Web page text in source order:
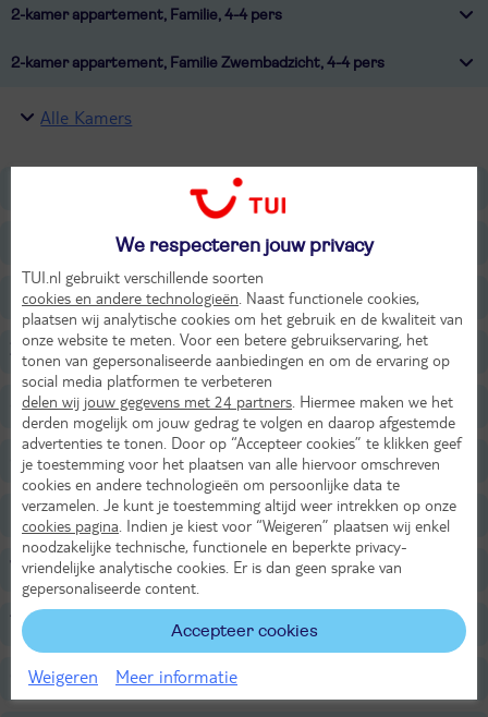
2-kamer appartement, Familie, 4-4 pers
2-kamer appartement, Familie Zwembadzicht, 4-4 pers
Alle Kamers
Restaurants/Bars
Zwembaden
Strand
Sport & Activiteiten
Entertainment
Voor de kinderen
Tip
Overige informatie
We respecteren jouw privacy
TUI.nl gebruikt verschillende soorten
cookies en andere technologieën . Naast functionele cookies,
plaatsen wij analytische cookies om het gebruik en de kwaliteit van
onze website te meten. Voor een betere gebruikservaring, het
tonen van gepersonaliseerde aanbiedingen en om de ervaring op
social media platformen te verbeteren
delen wij jouw gegevens met 24 partners . Hiermee maken we het
derden mogelijk om jouw gedrag te volgen en daarop afgestemde
advertenties te tonen. Door op “Accepteer cookies” te klikken geef
je toestemming voor het plaatsen van alle hiervoor omschreven
cookies en andere technologieën om persoonlijke data te
verzamelen. Je kunt je toestemming altijd weer intrekken op onze
cookies pagina . Indien je kiest voor “Weigeren” plaatsen wij enkel
noodzakelijke technische, functionele en beperkte privacy-
vriendelijke analytische cookies. Er is dan geen sprake van
gepersonaliseerde content.
Accepteer cookies
Weigeren Meer informatie